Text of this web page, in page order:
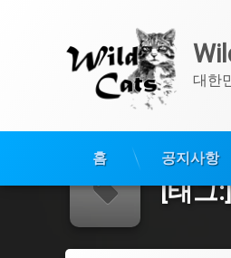
콘
대한
홈 공지사항
[태그